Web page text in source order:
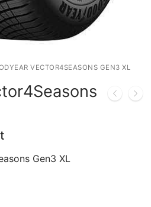
VECTOR4SEASONS GEN3 XL
Current
is:
Gen3 XL